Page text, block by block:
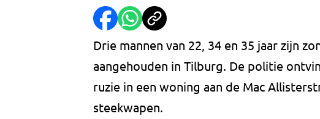
Drie mannen van 22, 34 en 35 jaar zijn
aangehouden in Tilburg. De politie
ruzie in een woning aan de Mac
steekwapen.